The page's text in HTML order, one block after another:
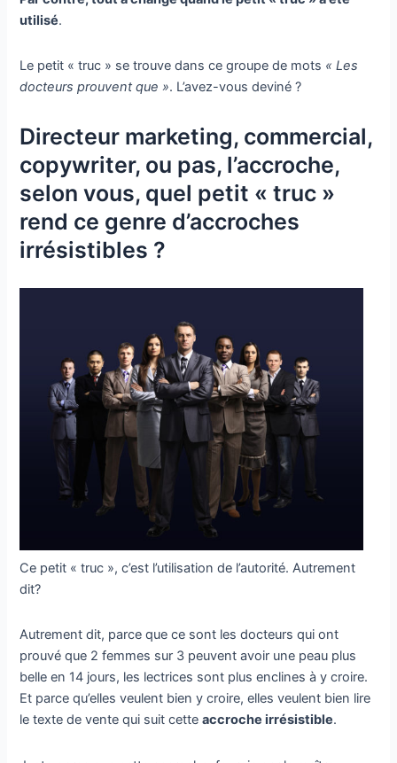
utilisé.
Le petit « truc » se trouve dans ce groupe de mots « Les
docteurs prouvent que ». L’avez-vous deviné ?
Directeur marketing, commercial,
copywriter, ou pas, l’accroche,
selon vous, quel petit « truc »
rend ce genre d’accroches
irrésistibles ?
Ce petit « truc », c’est l’utilisation de l’autorité. Autrement
dit?
Autrement dit, parce que ce sont les docteurs qui ont
prouvé que 2 femmes sur 3 peuvent avoir une peau plus
belle en 14 jours, les lectrices sont plus enclines à y croire.
Et parce qu’elles veulent bien y croire, elles veulent bien lire
le texte de vente qui suit cetteaccroche irrésistible.